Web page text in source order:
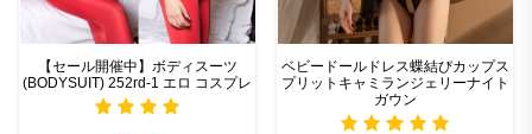
【セール開催中】ボディスーツ
(BODYSUIT) 252rd-1 エロ コスプレ
ベビードールドレス蝶結びカップス
プリットキャミランジェリーナイト
ガウン